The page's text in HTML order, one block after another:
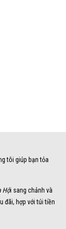
tôi giúp bạn tỏa
Hội sang chảnh và
đãi, hợp với túi tiền